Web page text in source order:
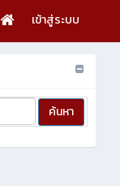
เข้าสู่ระบบ